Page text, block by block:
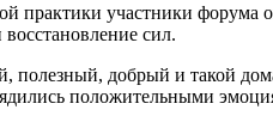
практики участники форума
сил.
полезный, добрый и такой
положительными